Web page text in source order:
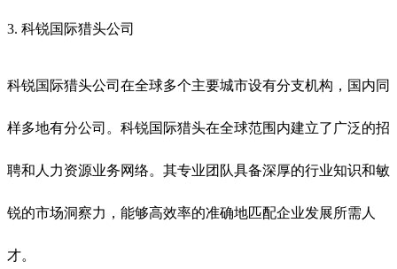
3. 科锐国际猎头公司
科锐国际猎头公司在全球多个主要城市设有分支机构，国内同
样多地有分公司。科锐国际猎头在全球范围内建立了广泛的招
聘和人力资源业务网络。其专业团队具备深厚的行业知识和敏
锐的市场洞察力，能够高效率的准确地匹配企业发展所需人
才。